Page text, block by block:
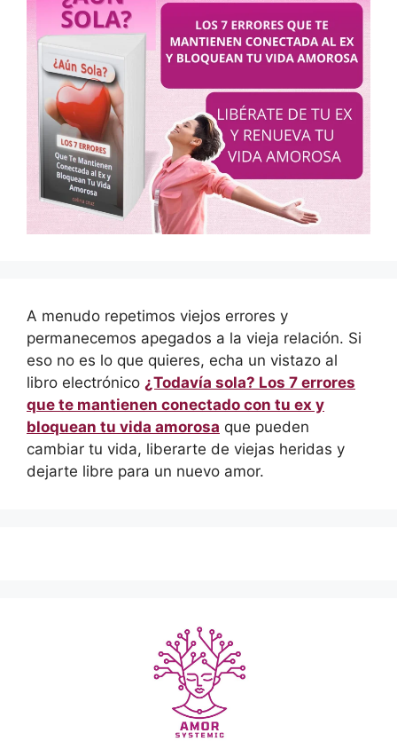
A menudo repetimos viejos errores y
permanecemos apegados a la vieja relación. Si
eso no es lo que quieres, echa un vistazo al
libro electrónico ¿Todavía sola? Los 7 errores
que te mantienen conectado con tu ex y
bloquean tu vida amorosa que pueden
cambiar tu vida, liberarte de viejas heridas y
dejarte libre para un nuevo amor.